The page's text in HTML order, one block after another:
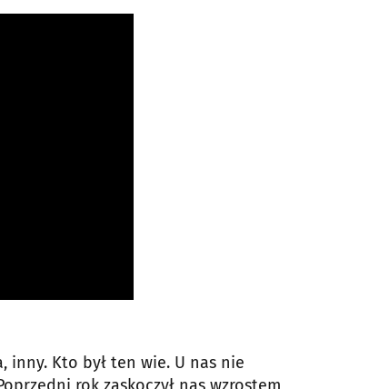
inny. Kto był ten wie. U nas nie
rok zaskoczył nas wzrostem